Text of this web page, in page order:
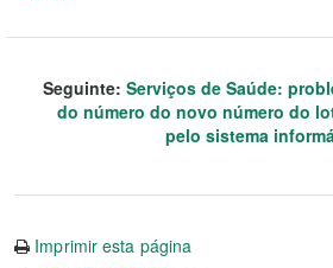
Seguinte: Serviços de Saúde:
do número do novo número do
pelo sistema
Imprimir esta página